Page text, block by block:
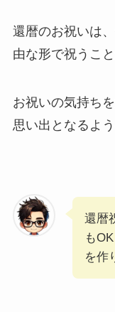
還暦のお祝いは
由な形で祝うこ
お祝いの気持ち
思い出となるよ
還暦
も
を作